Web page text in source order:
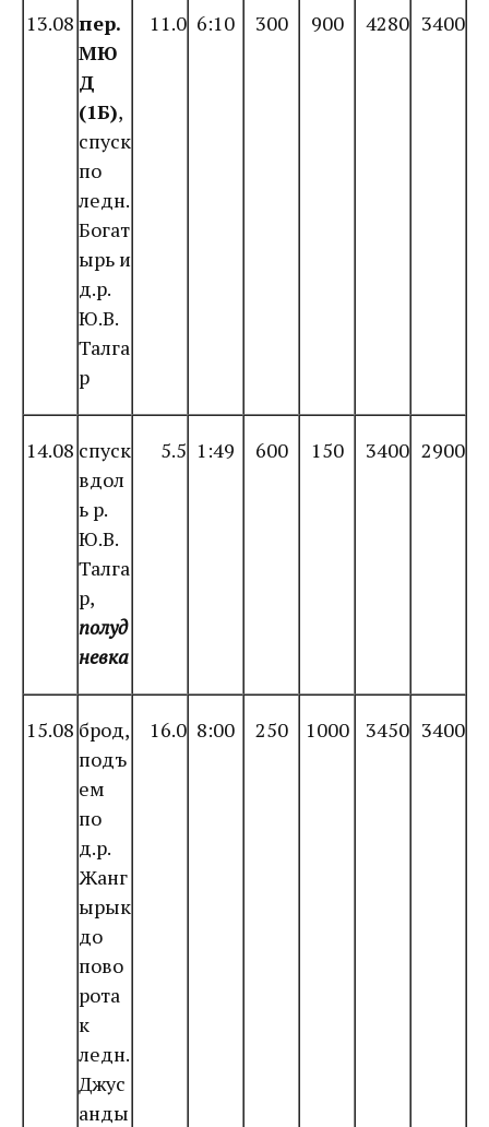
13.08 пер.
МЮ
Д
(1Б),
спуск
по
ледн.
Богат
ырь и
д.р.
Ю.В.
Талга
р
11.0 6:10 300 900 4280 3400
14.08 спуск
вдол
ь р.
Ю.В.
Талга
р,
полуд
невка
5.5 1:49 600 150 3400 2900
15.08 брод,
подъ
ем
по
д.р.
Жанг
ырык
до
пово
рота
к
ледн.
Джус
анды
16.0 8:00 250 1000 3450 3400